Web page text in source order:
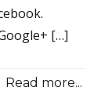
[…]
Read more...